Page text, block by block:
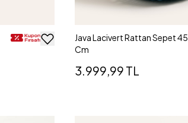
Java Lacivert Rattan Sepet 45
Cm
3.999,99 TL